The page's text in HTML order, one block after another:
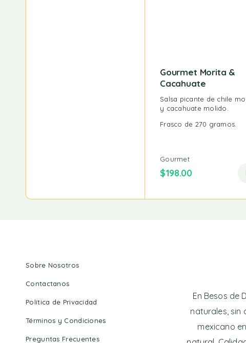
Gourmet Morita &
Cacahuate
Salsa picante de chile
y cacahuate molido.
Frasco de 270 gramos.
Gourmet
$198.00
Sobre Nosotros
Contactanos
Política de Privacidad
Términos y Condiciones
Preguntas Frecuentes
En Besos de
naturales, sin
mexicano